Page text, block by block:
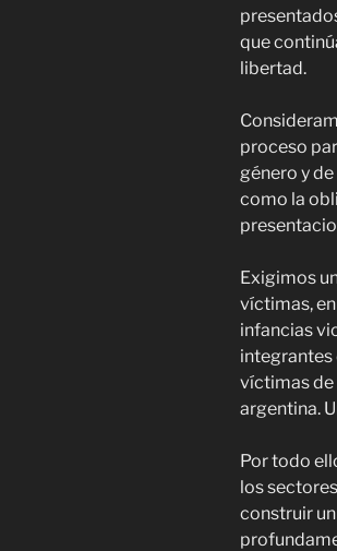
que
libertad.
proceso
género y
como la
Exigimos
víctimas,
infancias
integrantes
víctimas de
argentina.
Por todo
los
construir